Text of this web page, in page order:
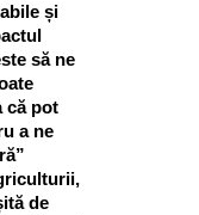
și
să ne
că pot
a ne
de